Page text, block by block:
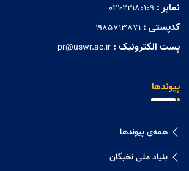
نمابر : 021-22180109
کدپستی : 1985713871
پست الکترونیک : pr@uswr.ac.ir
پیوندها
همه‌ی پیوندها
بنیاد ملی نخبگان